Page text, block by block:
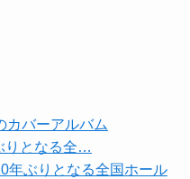
カバーアルバム
りとなる全…
年ぶりとなる全国ホール